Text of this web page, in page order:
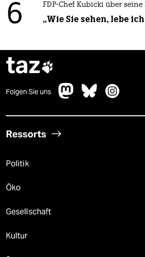
6 FDP-Chef Kubicki über seine
„Wie Sie sehen, lebe
taz
Folgen Sie uns
Ressorts
Politik
Öko
Gesellschaft
Kultur